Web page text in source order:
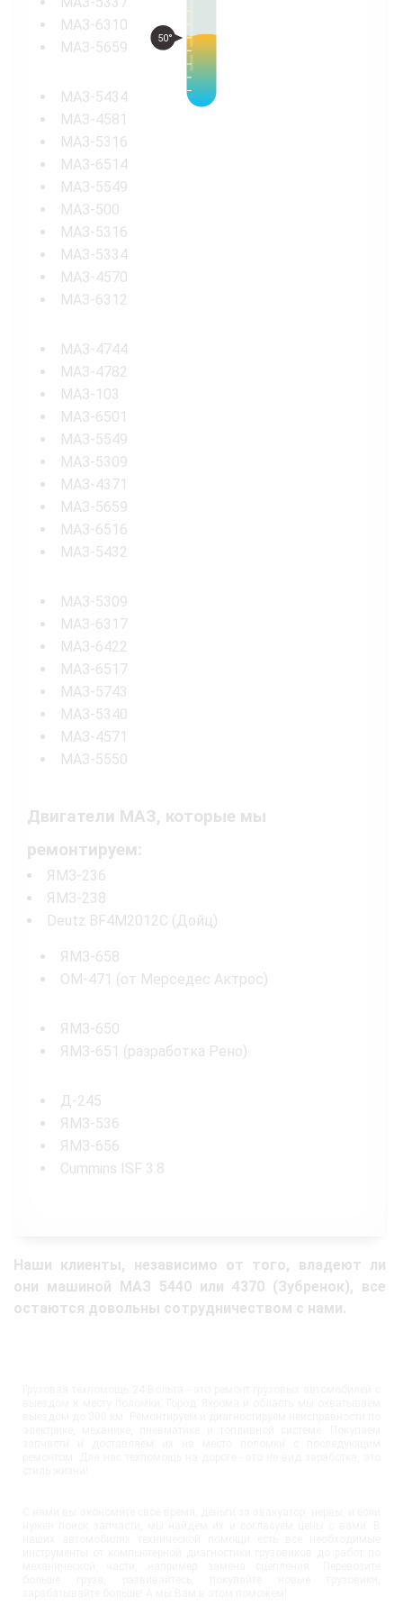
50°
МАЗ-6310
МАЗ-5659
МАЗ-5434
МАЗ-4581
МАЗ-5316
МАЗ-6514
МАЗ-5549
МАЗ-500
МАЗ-5316
МАЗ-5334
МАЗ-4570
МАЗ-6312
МАЗ-4744
МАЗ-4782
МАЗ-103
МАЗ-6501
МАЗ-5549
МАЗ-5309
МАЗ-4371
МАЗ-5659
МАЗ-6516
МАЗ-5432
МАЗ-5309
МАЗ-6317
МАЗ-6422
МАЗ-6517
МАЗ-5743
МАЗ-5340
МАЗ-4571
МАЗ-5550
Двигатели МАЗ, которые мы
ремонтируем:
ЯМЗ-236
ЯМЗ-238
Deutz BF4M2012C (Дойц)
ЯМЗ-658
OM-471 (от Мерседес Актрос)
ЯМЗ-650
ЯМЗ-651 (разработка Рено)
Д-245
ЯМЗ-536
ЯМЗ-656
Cummins ISF 3.8
Наши клиенты, независимо от того, владеют ли
они машиной МАЗ 5440 или 4370 (Зубренок), все
остаются довольны сотрудничеством с нами.